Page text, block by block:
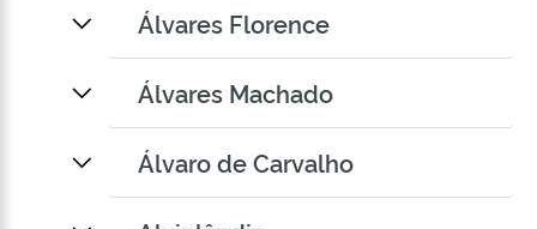
Álvares Florence
Álvares Machado
Álvaro de Carvalho